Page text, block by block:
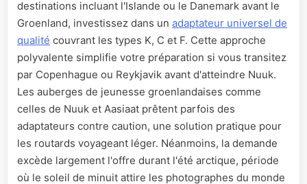
destinations incluant l'Islande ou le Danemark avant le
Groenland, investissez dans un adaptateur universel de
qualité couvrant les types K, C et F. Cette approche
polyvalente simplifie votre préparation si vous transitez
par Copenhague ou Reykjavik avant d'atteindre Nuuk.
Les auberges de jeunesse groenlandaises comme
celles de Nuuk et Aasiaat prêtent parfois des
adaptateurs contre caution, une solution pratique pour
les routards voyageant léger. Néanmoins, la demande
excède largement l'offre durant l'été arctique, période
où le soleil de minuit attire les photographes du monde